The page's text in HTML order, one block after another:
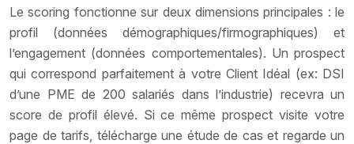
Le scoring fonctionne sur deux dimensions principales : le
profil (données démographiques/firmographiques) et
l’engagement (données comportementales). Un prospect
qui correspond parfaitement à votre Client Idéal (ex: DSI
d’une PME de 200 salariés dans l’industrie) recevra un
score de profil élevé. Si ce même prospect visite votre
page de tarifs, télécharge une étude de cas et regarde un